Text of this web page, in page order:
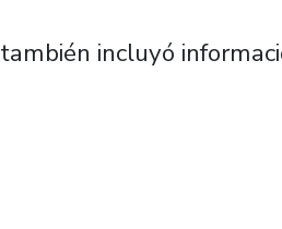
incluyó